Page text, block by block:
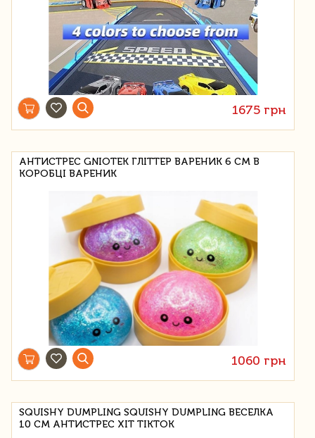
1675 грн
АНТИСТРЕС GNIOTEK ГЛІТТЕР ВАРЕНИК 6 СМ В
КОРОБЦІ ВАРЕНИК
1060 грн
SQUISHY DUMPLING SQUISHY DUMPLING ВЕСЕЛКА
10 СМ АНТИСТРЕС ХІТ TIKTOK